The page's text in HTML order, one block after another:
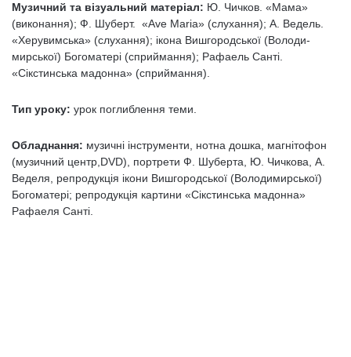
Музичний та візуальний матеріал: Ю. Чичков. «Мама»
(виконання); Ф. Шуберт. «Ave Maria» (слухання); А. Ведель.
«Херувимська» (слухання); ікона Вишгородської (Володи­
мирської) Богоматері (сприймання); Рафаель Санті.
«Сікстинська мадонна» (сприймання).
Тип уроку: урок поглиблення теми.
Обладнання: музичні інструменти, нотна дошка, магнітофон
(музичний центр,DVD), портрети Ф. Шуберта, Ю. Чичкова, А.
Веделя, репродукція ікони Виш­городської (Володимирської)
Богоматері; репро­дукція картини «Сікстинська мадонна»
Рафаеля Санті.